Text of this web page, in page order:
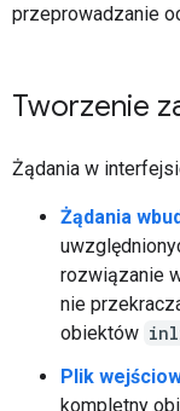
przeprowadzanie
Tworzenie
Żądania w
Żądania
rozwiązanie
nie
obiektów
Plik
kompletny